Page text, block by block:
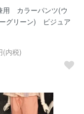
用 カラーパンツ(ウ
グリーン) ビジュア
(内税)